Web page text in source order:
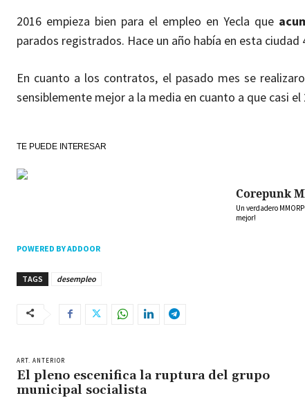
2016 empieza bien para el empleo en Yecla que
parados registrados. Hace un año había en esta
En cuanto a los contratos, el pasado mes se
sensiblemente mejor a la media en cuanto a que casi
TE PUEDE INTERESAR
Corepunk
Un verdadero
mejor!
POWERED BY ADDOOR
TAGS desempleo
ART. ANTERIOR
El pleno escenifica la ruptura del grupo
municipal socialista